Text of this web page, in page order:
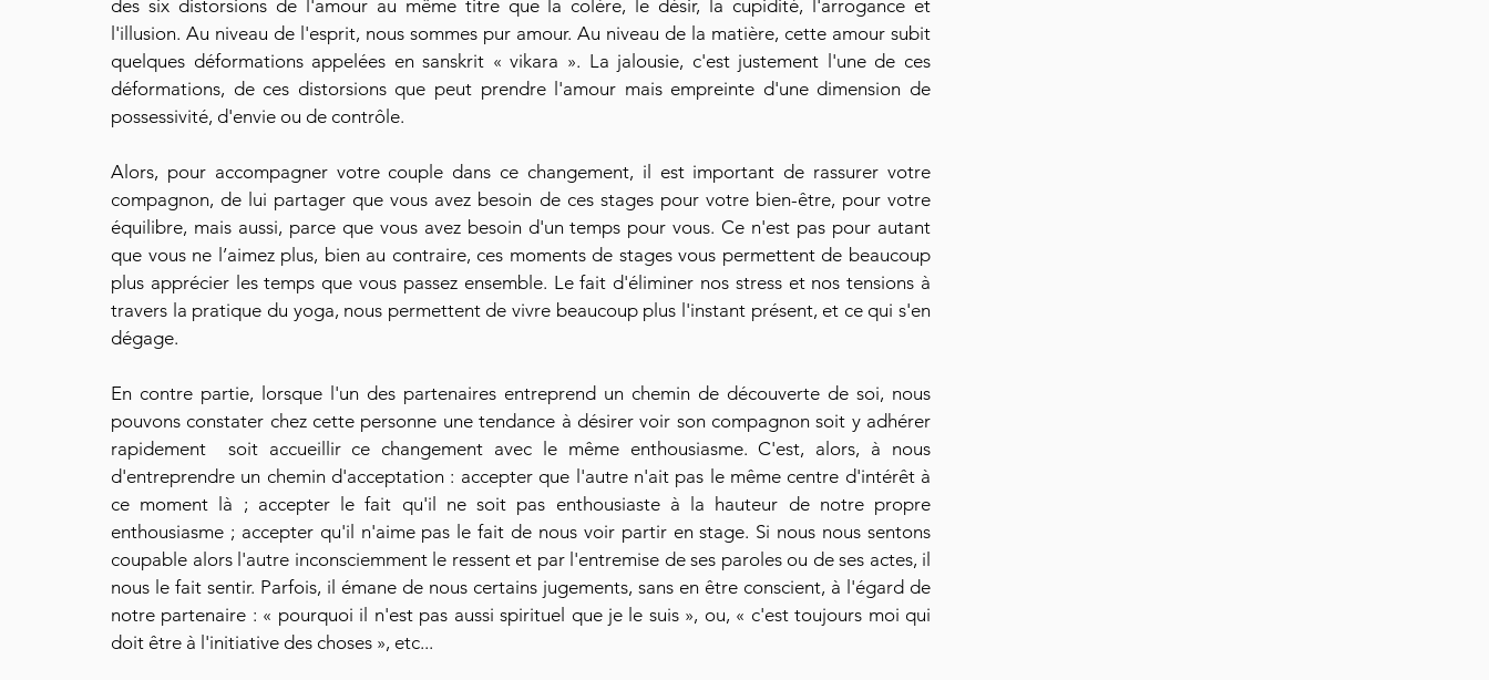
des six distorsions de l'amour au même titre que la colère, le désir, la cupidité, l'arrogance et
l'illusion. Au niveau de l'esprit, nous sommes pur amour. Au niveau de la matière, cette amour subit
quelques déformations appelées en sanskrit « vikara ». La jalousie, c'est justement l'une de ces
déformations, de ces distorsions que peut prendre l'amour mais empreinte d'une dimension de
possessivité, d'envie ou de contrôle.
Alors, pour accompagner votre couple dans ce changement, il est important de rassurer votre
compagnon, de lui partager que vous avez besoin de ces stages pour votre bien-être, pour votre
équilibre, mais aussi, parce que vous avez besoin d'un temps pour vous. Ce n'est pas pour autant
que vous ne l’aimez plus, bien au contraire, ces moments de stages vous permettent de beaucoup
plus apprécier les temps que vous passez ensemble. Le fait d'éliminer nos stress et nos tensions à
travers la pratique du yoga, nous permettent de vivre beaucoup plus l'instant présent, et ce qui s'en
dégage.
En contre partie, lorsque l'un des partenaires entreprend un chemin de découverte de soi, nous
pouvons constater chez cette personne une tendance à désirer voir son compagnon soit y adhérer
rapidement  soit accueillir ce changement avec le même enthousiasme. C'est, alors, à nous
d'entreprendre un chemin d'acceptation : accepter que l'autre n'ait pas le même centre d'intérêt à
ce moment là ; accepter le fait qu'il ne soit pas enthousiaste à la hauteur de notre propre
enthousiasme ; accepter qu'il n'aime pas le fait de nous voir partir en stage. Si nous nous sentons
coupable alors l'autre inconsciemment le ressent et par l'entremise de ses paroles ou de ses actes, il
nous le fait sentir. Parfois, il émane de nous certains jugements, sans en être conscient, à l'égard de
notre partenaire : « pourquoi il n'est pas aussi spirituel que je le suis », ou, « c'est toujours moi qui
doit être à l'initiative des choses », etc...